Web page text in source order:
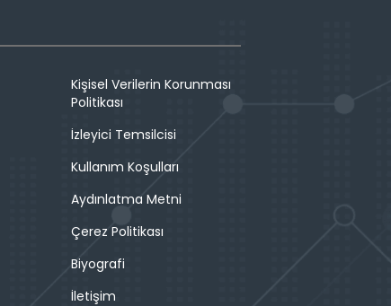
Kişisel Verilerin Korunması
Politikası
İzleyici Temsilcisi
Kullanım Koşulları
Aydınlatma Metni
Çerez Politikası
Biyografi
İletişim